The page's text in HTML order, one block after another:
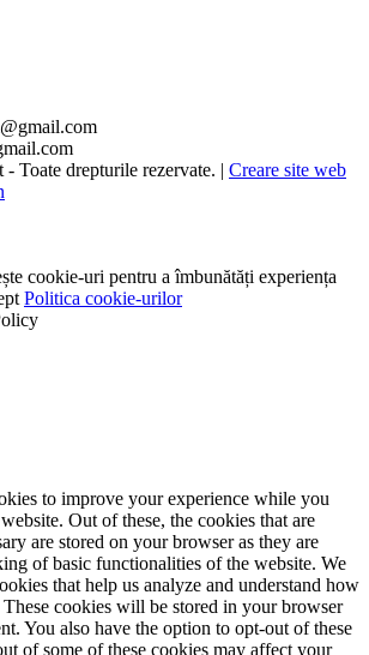
Toate drepturile rezervate. | Creare site web
cookie-uri pentru a îmbunătăți experiența
Politica cookie-urilor
to improve your experience while you
Out of these, the cookies that are
are stored on your browser as they are
of basic functionalities of the website. We
that help us analyze and understand how
cookies will be stored in your browser
You also have the option to opt-out of these
of some of these cookies may affect your